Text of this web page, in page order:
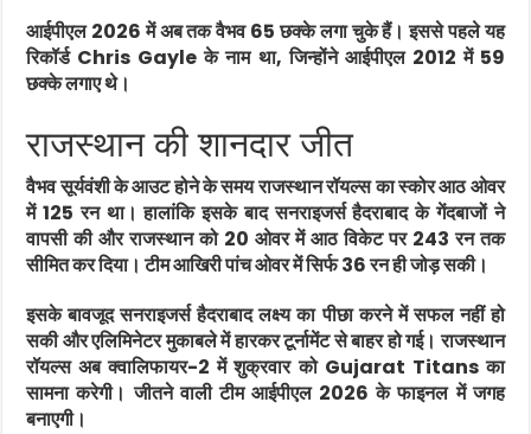
आईपीएल 2026 में अब तक वैभव 65 छक्के लगा चुके हैं। इससे पहले यह
रिकॉर्ड Chris Gayle के नाम था, जिन्होंने आईपीएल 2012 में 59
छक्के लगाए थे।
राजस्थान की शानदार जीत
वैभव सूर्यवंशी के आउट होने के समय राजस्थान रॉयल्स का स्कोर आठ ओवर
में 125 रन था। हालांकि इसके बाद सनराइजर्स हैदराबाद के गेंदबाजों ने
वापसी की और राजस्थान को 20 ओवर में आठ विकेट पर 243 रन तक
सीमित कर दिया। टीम आखिरी पांच ओवर में सिर्फ 36 रन ही जोड़ सकी।
इसके बावजूद सनराइजर्स हैदराबाद लक्ष्य का पीछा करने में सफल नहीं हो
सकी और एलिमिनेटर मुकाबले में हारकर टूर्नामेंट से बाहर हो गई। राजस्थान
रॉयल्स अब क्वालिफायर-2 में शुक्रवार को Gujarat Titansका
सामना करेगी। जीतने वाली टीम आईपीएल 2026 के फाइनल में जगह
बनाएगी।